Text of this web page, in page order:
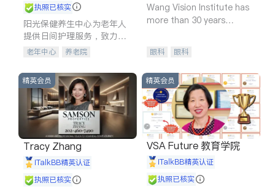
执照已核实
阳光保健养生中心为老年人
提供日间护理服务，致力于
通过持续的护理创新来有效
老年中心 养老院
Wang Vision Institute has
more than 30 years
眼科 眼科
精英会员
Tracy Zhang
iTalkBB精英认证
执照已核实
精英会员
VSA Future 教育学院
iTalkBB精英认证
执照已核实